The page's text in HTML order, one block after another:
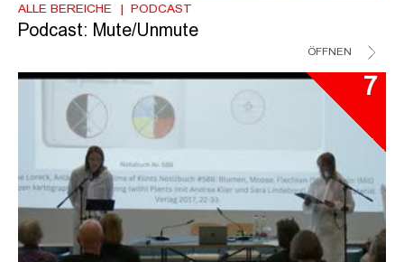
ALLE BEREICHE PODCAST
Podcast: Mute/Unmute
ÖFFNEN
7